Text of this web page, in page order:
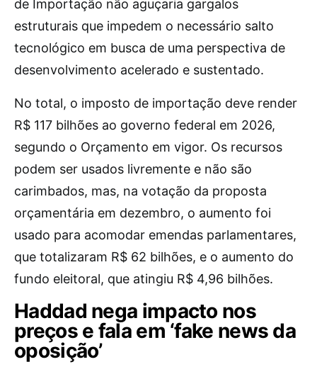
de Importação não aguçaria gargalos
estruturais que impedem o necessário salto
tecnológico em busca de uma perspectiva de
desenvolvimento acelerado e sustentado.
No total, o imposto de importação deve render
R$ 117 bilhões ao governo federal em 2026,
segundo o Orçamento em vigor. Os recursos
podem ser usados livremente e não são
carimbados, mas, na votação da proposta
orçamentária em dezembro, o aumento foi
usado para acomodar emendas parlamentares,
que totalizaram R$ 62 bilhões, e o aumento do
fundo eleitoral, que atingiu R$ 4,96 bilhões.
Haddad nega impacto nos
preços e fala em ‘fake news da
oposição’